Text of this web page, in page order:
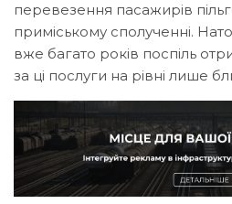
перевезення пасажирів
приміському сполученні.
вже багато років поспіль
за ці послуги на рівні лише